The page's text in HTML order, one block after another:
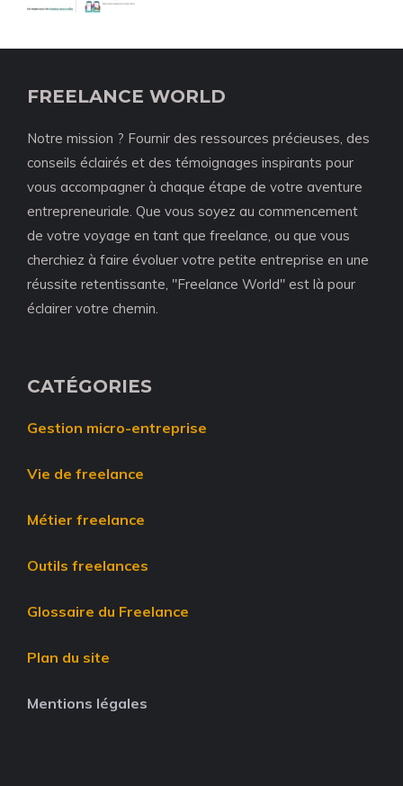
FREELANCE WORLD
Notre mission ? Fournir des ressources précieuses, des
conseils éclairés et des témoignages inspirants pour
vous accompagner à chaque étape de votre aventure
entrepreneuriale. Que vous soyez au commencement
de votre voyage en tant que freelance, ou que vous
cherchiez à faire évoluer votre petite entreprise en une
réussite retentissante, "Freelance World" est là pour
éclairer votre chemin.
CATÉGORIES
Gestion micro-entreprise
Vie de freelance
Métier freelance
Outils freelances
Glossaire du Freelance
Plan du site
Mentions légales